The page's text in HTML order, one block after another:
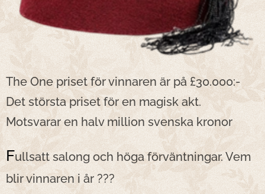
The One priset för vinnaren är på £30.000:-
Det största priset för en magisk akt.
Motsvarar en halv million svenska kronor
Fullsatt salong och höga förväntningar. Vem
blir vinnaren i år ???